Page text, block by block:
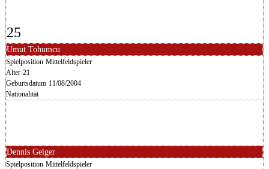
25
Umut Tohumcu
Spielposition Mittelfeldspieler
Alter 21
Geburtsdatum 11/08/2004
Nationalität
Dennis Geiger
Spielposition Mittelfeldspieler